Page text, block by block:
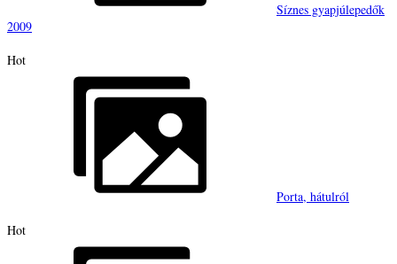
Síznes gyapjúlepedők
2009
Hot
Porta, hátulról
Hot